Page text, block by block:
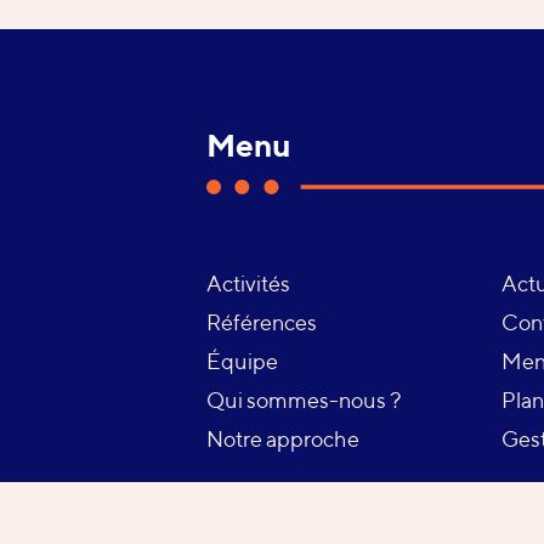
Menu
Activités
Page
courante :
Références
Équipe
Qui sommes-nous ?
Notre approche